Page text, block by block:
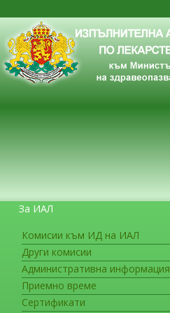
За ИАЛ
Комисии към ИД на ИАЛ
Други комисии
Административна информация
Приемно време
Сертификати
ЗА ГРАЖДАНИТЕ